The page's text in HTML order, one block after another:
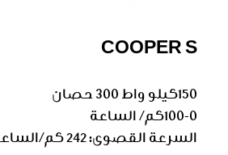
COOPER S
150كيلو واط 300 حصان
100-0كم/ الساعة
السرعة القصوى: 242 كم/الساعة